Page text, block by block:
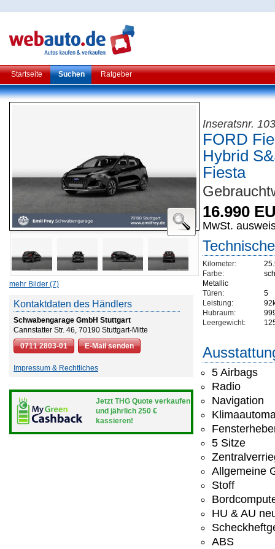
Startseite Suchen Ratgeber
mehr Bilder (7)
Kontaktdaten des Händlers
Schwabengarage GmbH Stuttgart
Cannstatter Str. 46, 70190 Stuttgart-Mitte
0711 2803-01
E-Mail senden
Impressum & Rechtliches
Jetzt THG Quote verkaufen
und jährlich 250 €
kassieren!
Inseratsnr.
FORD
Hybrid
Fiesta
16.990
MwSt.
Kilometer:
Farbe:
Metallic
Türen:
5
Leistung:
Hubraum:
Leergewicht:
5 Airbags
Radio
Navigation
5 Sitze
Allgemeine
Stoff
HU & AU
ABS